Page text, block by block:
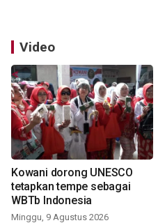
Video
Kowani dorong UNESCO
tetapkan tempe sebagai
WBTb Indonesia
Minggu, 9 Agustus 2026